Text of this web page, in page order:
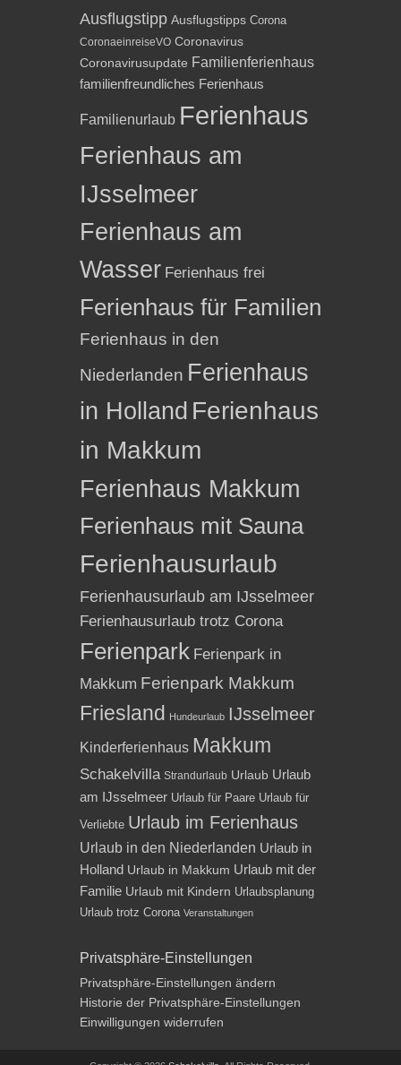
Ausflugstipp Ausflugstipps Corona
CoronaeinreiseVO Coronavirus
Coronavirusupdate Familienferienhaus
familienfreundliches Ferienhaus
Familienurlaub Ferienhaus
Ferienhaus am
IJsselmeer
Ferienhaus am
Wasser Ferienhaus frei
Ferienhaus für Familien
Ferienhaus in den
Niederlanden Ferienhaus
in Holland Ferienhaus
in Makkum
Ferienhaus Makkum
Ferienhaus mit Sauna
Ferienhausurlaub
Ferienhausurlaub am IJsselmeer
Ferienhausurlaub trotz Corona
Ferienpark Ferienpark in
Makkum Ferienpark Makkum
Friesland Hundeurlaub IJsselmeer
Kinderferienhaus Makkum
Schakelvilla Strandurlaub Urlaub Urlaub
am IJsselmeer Urlaub für Paare Urlaub für
Verliebte Urlaub im Ferienhaus
Urlaub in den Niederlanden Urlaub in
Holland Urlaub in Makkum Urlaub mit der
Familie Urlaub mit Kindern Urlaubsplanung
Urlaub trotz Corona Veranstaltungen
Privatsphäre-Einstellungen
Privatsphäre-Einstellungen ändern
Historie der Privatsphäre-Einstellungen
Einwilligungen widerrufen